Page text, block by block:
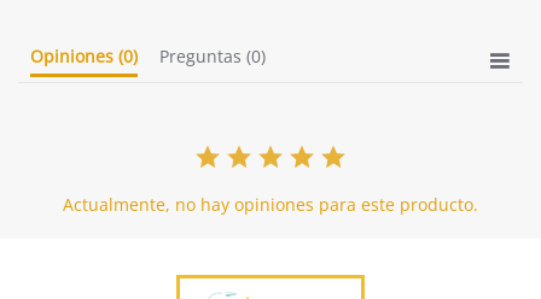
Opiniones (0) Preguntas (0)
Actualmente, no hay opiniones para este producto.